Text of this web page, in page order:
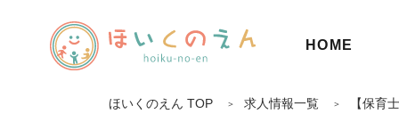
HOME
ほいくのえん TOP 求人情報一覧 【保育